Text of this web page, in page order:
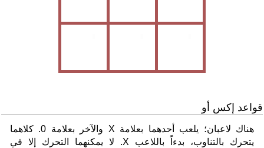
قواعد إكس أو
هناك لاعبان؛ يلعب أحدهما بعلامة X والآخر بعلامة 0. كلاهما
يتحرك بالتناوب، بدءاً باللاعب X. لا يمكنهما التحرك إلا في